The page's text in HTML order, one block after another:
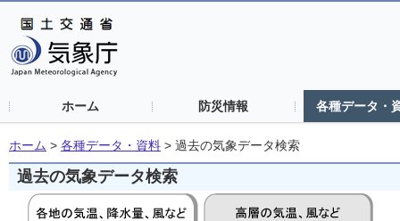
ホーム 防災情報 各種データ・
ホーム > 各種データ・資料 > 過去の気象データ検索
過去の気象データ検索